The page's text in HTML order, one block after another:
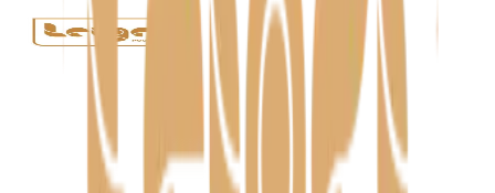
Täispuidust eritellimusmööbel, terrassid ja
varjualused – meistritöö Harjumaal alates 1992.
KLIENDILE